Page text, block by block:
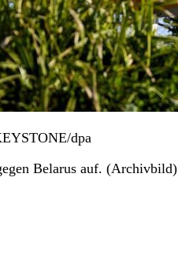
dpa
Belarus auf. (Archivbild)